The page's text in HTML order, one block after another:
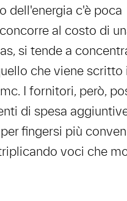
dell'energia c'è poca
al costo di
si tende a
che viene scritto
I fornitori, però,
di spesa
fingersi più
voci che